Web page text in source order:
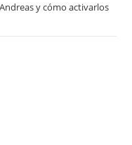
y cómo activarlos